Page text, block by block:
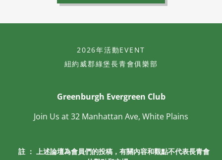
2026年活動EVENT
紐約威郡綠堡長青會俱樂部
Greenburgh Evergreen Club
Join Us at 32 Manhattan Ave, White Plains
註 ： 上述論壇為會員們的投稿，有關內容和觀點不代表長青會